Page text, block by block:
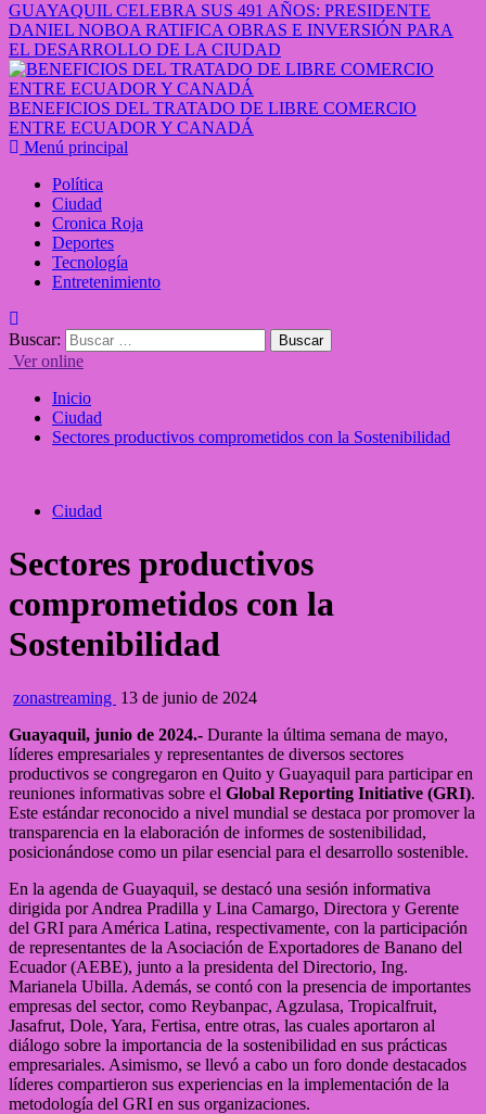
GUAYAQUIL CELEBRA SUS 491 AÑOS: PRESIDENTE
DANIEL NOBOA RATIFICA OBRAS E INVERSIÓN PARA
EL DESARROLLO DE LA CIUDAD
BENEFICIOS DEL TRATADO DE LIBRE COMERCIO
ENTRE ECUADOR Y CANADÁ
Menú principal
Política
Ciudad
Cronica Roja
Deportes
Tecnología
Entretenimiento
Buscar:
Ver online
Inicio
Ciudad
Sectores productivos comprometidos con la Sostenibilidad
Ciudad
Sectores productivos
comprometidos con la
Sostenibilidad
zonastreaming 13 de junio de 2024
Guayaquil, junio de 2024.- Durante la última semana de mayo,
líderes empresariales y representantes de diversos sectores
productivos se congregaron en Quito y Guayaquil para participar en
reuniones informativas sobre el Global Reporting Initiative (GRI).
Este estándar reconocido a nivel mundial se destaca por promover la
transparencia en la elaboración de informes de sostenibilidad,
posicionándose como un pilar esencial para el desarrollo sostenible.
En la agenda de Guayaquil, se destacó una sesión informativa
dirigida por Andrea Pradilla y Lina Camargo, Directora y Gerente
del GRI para América Latina, respectivamente, con la participación
de representantes de la Asociación de Exportadores de Banano del
Ecuador (AEBE), junto a la presidenta del Directorio, Ing.
Marianela Ubilla. Además, se contó con la presencia de importantes
empresas del sector, como Reybanpac, Agzulasa, Tropicalfruit,
Jasafrut, Dole, Yara, Fertisa, entre otras, las cuales aportaron al
diálogo sobre la importancia de la sostenibilidad en sus prácticas
empresariales. Asimismo, se llevó a cabo un foro donde destacados
líderes compartieron sus experiencias en la implementación de la
metodología del GRI en sus organizaciones.